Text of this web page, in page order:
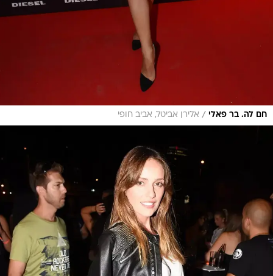
חם לה. בר פאלי / אלירן אביטל, אביב חופי